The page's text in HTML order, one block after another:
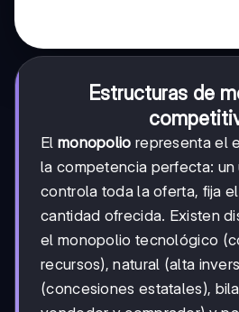
Estructuras de
El monopolio representa el
la competencia perfecta:
controla toda la oferta, fija
cantidad ofrecida. Existen
el monopolio tecnológico
recursos), natural (alta
(concesiones estatales),